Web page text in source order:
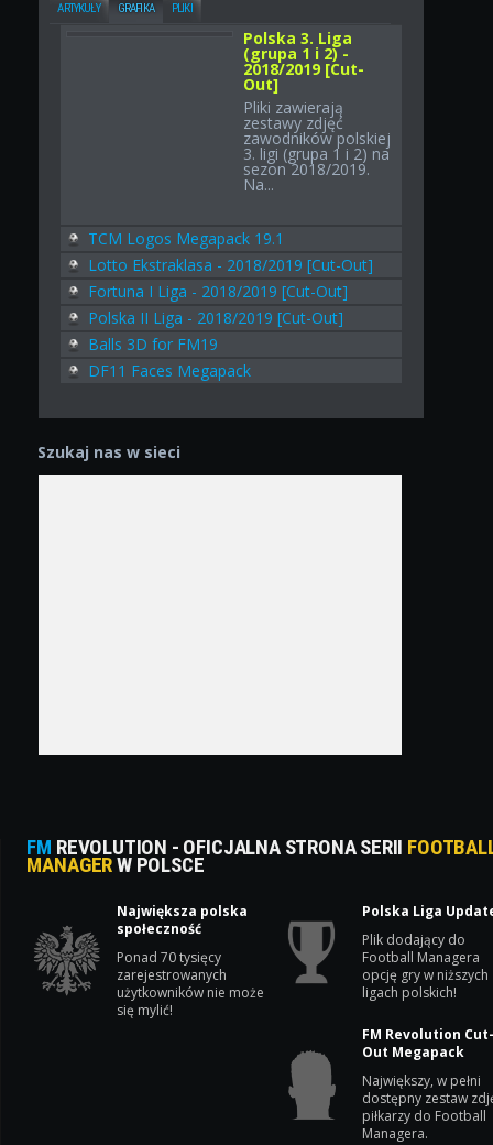
ARTYKUŁY GRAFIKA PLIKI
Polska 3. Liga
(grupa 1 i 2) -
2018/2019 [Cut-
Out]
Pliki zawierają
zestawy zdjęć
zawodników polskiej
3. ligi (grupa 1 i 2) na
sezon 2018/2019.
Na...
TCM Logos Megapack 19.1
Lotto Ekstraklasa - 2018/2019 [Cut-Out]
Fortuna I Liga - 2018/2019 [Cut-Out]
Polska II Liga - 2018/2019 [Cut-Out]
Balls 3D for FM19
DF11 Faces Megapack
Szukaj nas w sieci
FM REVOLUTION - OFICJALNA STRONA SERII
MANAGERW POLSCE
Największa polska
społeczność
Ponad 70 tysięcy
zarejestrowanych
użytkowników nie może
się mylić!
Polska Liga
Plik dodający do
Football Managera
opcję gry w niższych
ligach polskich!
FM Revolution
Out Megapack
Największy, w pełni
dostępny zestaw
piłkarzy do Football
Managera.